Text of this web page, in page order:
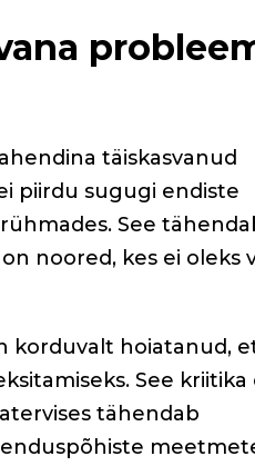
täiskasvanud
piirdu sugugi endiste
See
noored, kes ei oleks
korduvalt hoiatanud,
See kriitika
tähendab